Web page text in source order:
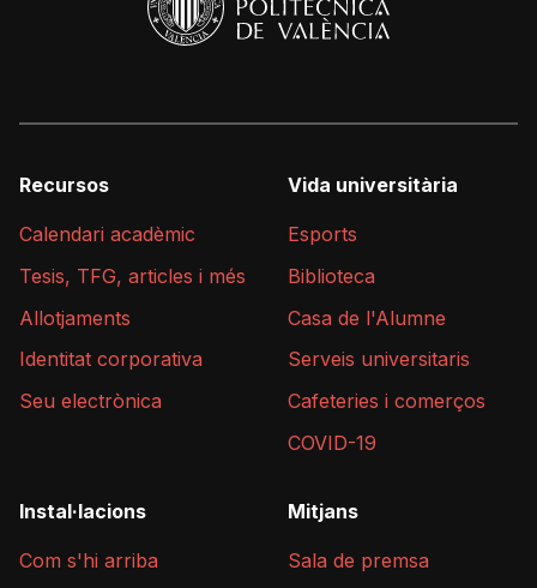
Recursos
Calendari acadèmic
Tesis, TFG, articles i més
Allotjaments
Identitat corporativa
Seu electrònica
Vida universitària
Esports
Biblioteca
Casa de l'Alumne
Serveis universitaris
Cafeteries i comerços
COVID-19
Instal·lacions
Com s'hi arriba
Mitjans
Sala de premsa